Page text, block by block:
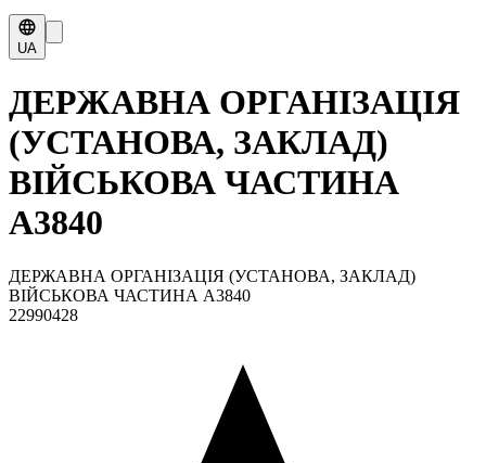
UA
ДЕРЖАВНА ОРГАНІЗАЦІЯ
(УСТАНОВА, ЗАКЛАД)
ВІЙСЬКОВА ЧАСТИНА
А3840
ДЕРЖАВНА ОРГАНІЗАЦІЯ (УСТАНОВА, ЗАКЛАД)
ВІЙСЬКОВА ЧАСТИНА А3840
22990428